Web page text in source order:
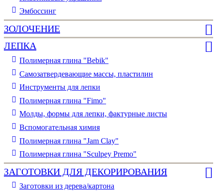
Эмбоссинг
ЗОЛОЧЕНИЕ
ЛЕПКА
Полимерная глина "Bebik"
Самозатвердевающие массы, пластилин
Инструменты для лепки
Полимерная глина "Fimo"
Молды, формы для лепки, фактурные листы
Вспомогательная химия
Полимерная глина "Jam Clay"
Полимерная глина "Sculpey Premo"
ЗАГОТОВКИ ДЛЯ ДЕКОРИРОВАНИЯ
Заготовки из дерева/картона